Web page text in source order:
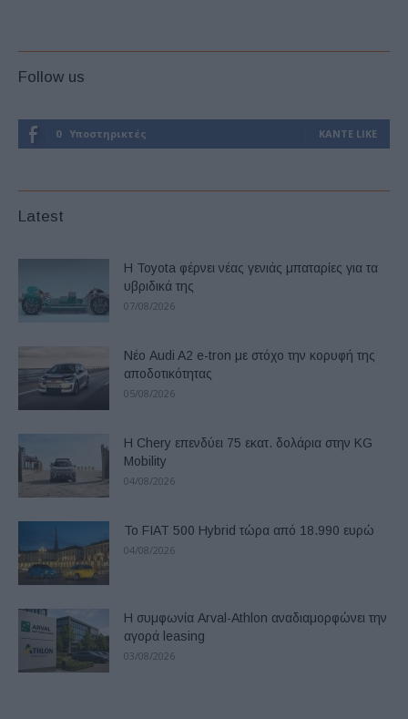
Follow us
0 Υποστηρικτές ΚΆΝΤΕ LIKE
Latest
Η Toyota φέρνει νέας γενιάς μπαταρίες για τα
υβριδικά της
07/08/2026
Νέο Audi A2 e-tron με στόχο την κορυφή της
αποδοτικότητας
05/08/2026
Η Chery επενδύει 75 εκατ. δολάρια στην KG
Mobility
04/08/2026
Το FIAT 500 Hybrid τώρα από 18.990 ευρώ
04/08/2026
Η συμφωνία Arval-Athlon αναδιαμορφώνει την
αγορά leasing
03/08/2026